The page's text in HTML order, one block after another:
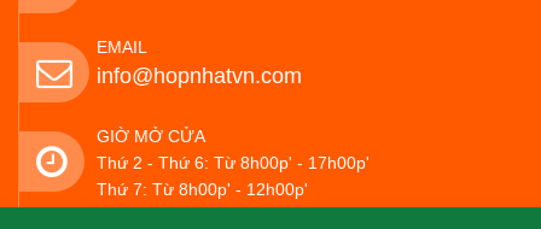
EMAIL
info@hopnhatvn.com
GIỜ MỞ CỬA
Thứ 2 - Thứ 6: Từ 8h00p' - 17h00p'
Thứ 7: Từ 8h00p' - 12h00p'